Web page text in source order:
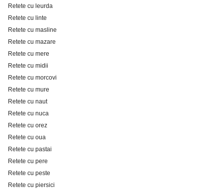
Retete cu leurda
Retete cu linte
Retete cu masline
Retete cu mazare
Retete cu mere
Retete cu midii
Retete cu morcovi
Retete cu mure
Retete cu naut
Retete cu nuca
Retete cu orez
Retete cu oua
Retete cu pastai
Retete cu pere
Retete cu peste
Retete cu piersici